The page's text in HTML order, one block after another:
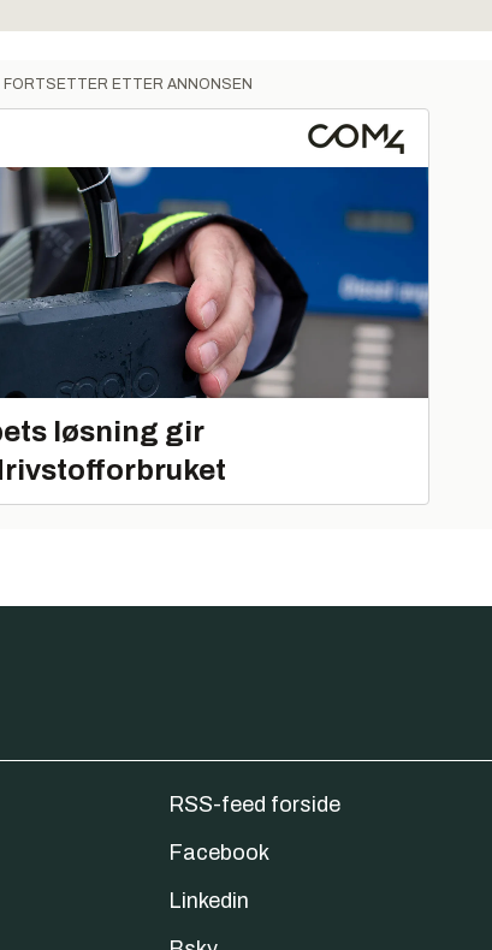
FORTSETTER ETTER ANNONSEN
løsning gir
RSS-feed forside
Facebook
Linkedin